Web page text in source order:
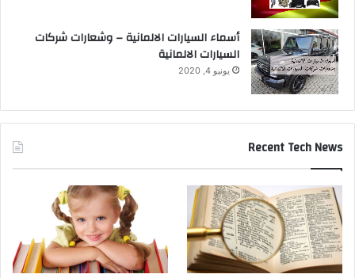
أسماء السيارات الالمانية – وشعارات شركات
السيارات الالمانية
يونيو 4, 2020
Recent Tech News